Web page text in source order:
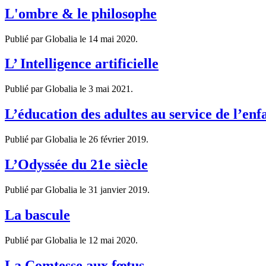
L'ombre & le philosophe
Publié par Globalia le 14 mai 2020.
L’ Intelligence artificielle
Publié par Globalia le 3 mai 2021 .
L’éducation des adultes au service de
Publié par Globalia le 26 février 2019.
L’Odyssée du 21e siècle
Publié par Globalia le 31 janvier 2019.
La bascule
Publié par Globalia le 12 mai 2020.